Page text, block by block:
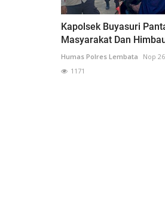
Kapolsek Buyasuri
Masyarakat Dan
Humas Polres Lembata
Nop
1171